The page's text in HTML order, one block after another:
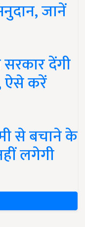
जानें
सरकार देंगी
ऐसे करें
से बचाने के
लगेगी